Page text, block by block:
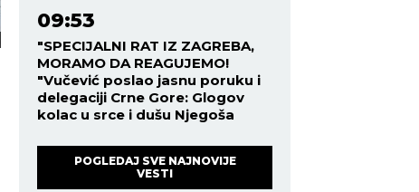
09:53
"SPECIJALNI RAT IZ ZAGREBA,
MORAMO DA REAGUJEMO!
"Vučević poslao jasnu poruku i
delegaciji Crne Gore: Glogov
kolac u srce i dušu Njegoša
POGLEDAJ SVE NAJNOVIJE
VESTI